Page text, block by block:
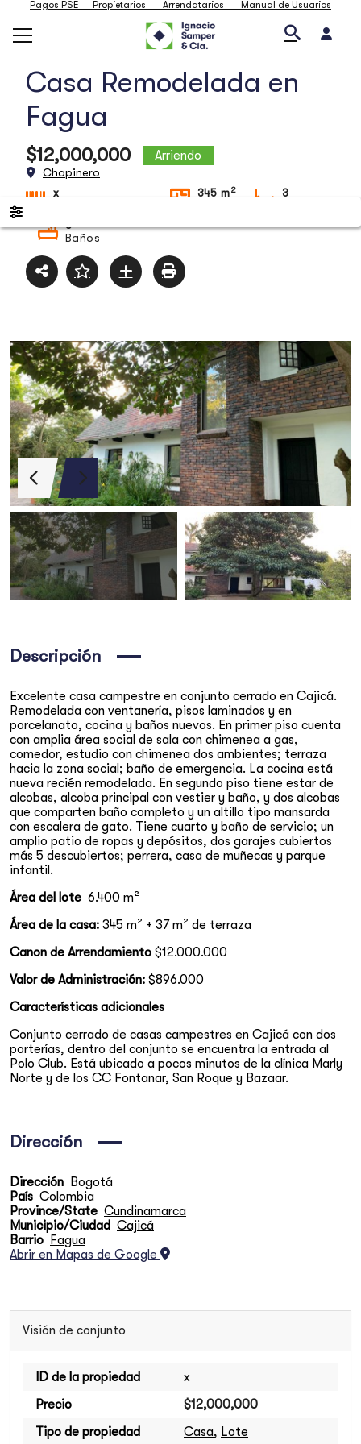
Pagos PSE Propietarios Arrendatarios Manual de Usuarios
Casa Remodelada en
Fagua
$12,000,000 Arriendo
Chapinero
x
345 m2
3
3
Baños
Descripción
Excelente casa campestre en conjunto cerrado en Cajicá.
Remodelada con ventanería, pisos laminados y en
porcelanato, cocina y baños nuevos. En primer piso cuenta
con amplia área social de sala con chimenea a gas,
comedor, estudio con chimenea dos ambientes; terraza
hacia la zona social; baño de emergencia. La cocina está
nueva recién remodelada. En segundo piso tiene estar de
alcobas, alcoba principal con vestier y baño, y dos alcobas
que comparten baño completo y un altillo tipo mansarda
con escalera de gato. Tiene cuarto y baño de servicio; un
amplio patio de ropas y depósitos, dos garajes cubiertos
más 5 descubiertos; perrera, casa de muñecas y parque
infantil.
Área del lote 6.400 m²
Área de la casa: 345 m² + 37 m² de terraza
Canon de Arrendamiento $12.000.000
Valor de Administración: $896.000
Características adicionales
Conjunto cerrado de casas campestres en Cajicá con dos
porterías, dentro del conjunto se encuentra la entrada al
Polo Club. Está ubicado a pocos minutos de la clínica Marly
Norte y de los CC Fontanar, San Roque y Bazaar.
Dirección
Dirección
Bogotá
País Colombia
Province/State Cundinamarca
Municipio/Ciudad Cajicá
Barrio
Fagua
Abrir en Mapas de Google
Visión de conjunto
ID de la propiedad
x
Precio
$12,000,000
Tipo de propiedad
Casa, Lote
Búsqueda
Apartamento en el Nogal
$3,000,000,000
Chapinero